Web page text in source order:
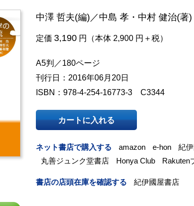
中澤 哲夫(編)／ 中島 孝 ・ 中村 健治(著)
定価 3,190 円（本体 2,900 円＋税）
A5判／180ページ
刊行日：2016年06月20日
ISBN：978-4-254-16773-3 C3344
カートに入れる
ネット書店で購入する amazon e-hon
紀
丸善ジュンク堂書店
Honya Club Rakuten
書店の店頭在庫を確認する 紀伊國屋書店